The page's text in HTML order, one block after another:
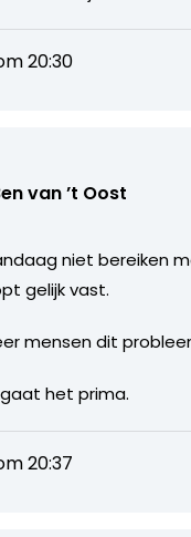
20:30
van ’t Oost
niet bereiken
gelijk vast.
mensen dit
het prima.
20:37